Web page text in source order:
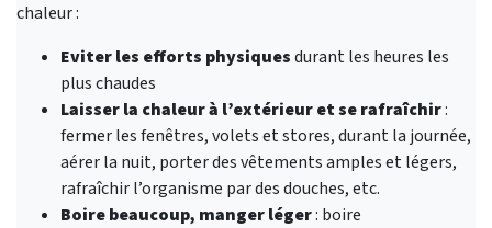
chaleur :
Eviter les efforts physiquesdurant les heures les
plus chaudes
Laisser la chaleur à l’extérieur et se rafraîchir:
fermer les fenêtres, volets et stores, durant la journée,
aérer la nuit, porter des vêtements amples et légers,
rafraîchir l’organisme par des douches, etc.
Boire beaucoup, manger léger: boire